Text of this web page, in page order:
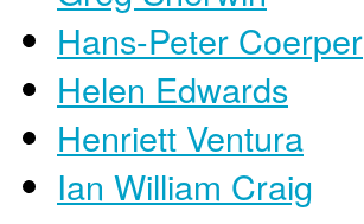
Hans-Peter Coerper
Helen Edwards
Henriett Ventura
Ian William Craig